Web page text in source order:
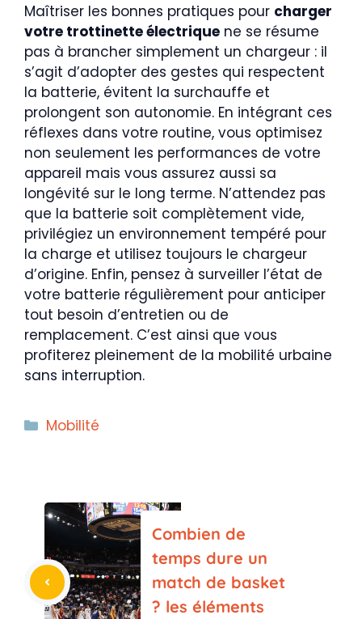
Maîtriser les bonnes pratiques pour charger
votre trottinette électrique ne se résume
pas à brancher simplement un chargeur : il
s’agit d’adopter des gestes qui respectent
la batterie, évitent la surchauffe et
prolongent son autonomie. En intégrant ces
réflexes dans votre routine, vous optimisez
non seulement les performances de votre
appareil mais vous assurez aussi sa
longévité sur le long terme. N’attendez pas
que la batterie soit complètement vide,
privilégiez un environnement tempéré pour
la charge et utilisez toujours le chargeur
d’origine. Enfin, pensez à surveiller l’état de
votre batterie régulièrement pour anticiper
tout besoin d’entretien ou de
remplacement. C’est ainsi que vous
profiterez pleinement de la mobilité urbaine
sans interruption.
Catégories
Mobilité
Combien de
temps dure un
match de basket
? les éléments